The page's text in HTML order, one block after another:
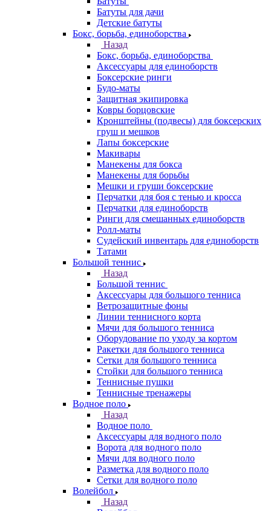
Батуты для дачи
Детские батуты
Бокс, борьба, единоборства
Назад
Бокс, борьба, единоборства
Аксессуары для единоборств
Боксерские ринги
Будо-маты
Защитная экипировка
Ковры борцовские
Кронштейны (подвесы) для боксерских
груш и мешков
Лапы боксерские
Макивары
Манекены для бокса
Манекены для борьбы
Мешки и груши боксерские
Перчатки для боя с тенью и кросса
Перчатки для единоборств
Ринги для смешанных единоборств
Ролл-маты
Судейский инвентарь для единоборств
Татами
Большой теннис
Назад
Большой теннис
Аксессуары для большого тенниса
Ветрозащитные фоны
Линии теннисного корта
Мячи для большого тенниса
Оборудование по уходу за кортом
Ракетки для большого тенниса
Сетки для большого тенниса
Стойки для большого тенниса
Теннисные пушки
Теннисные тренажеры
Водное поло
Назад
Водное поло
Аксессуары для водного поло
Ворота для водного поло
Мячи для водного поло
Разметка для водного поло
Сетки для водного поло
Волейбол
Назад